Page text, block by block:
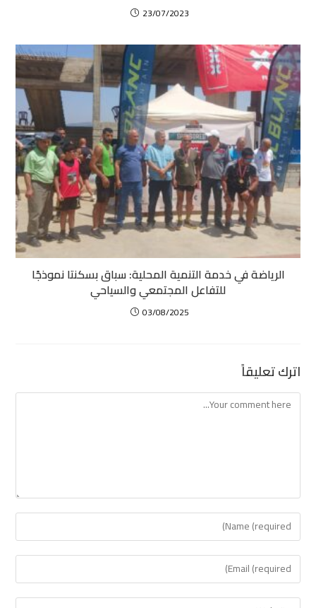
23/07/2023
الرياضة في خدمة التنمية المحلية: سباق بسكنتا نموذجًا
للتفاعل المجتمعي والسياحي
03/08/2025
اترك تعليقاً